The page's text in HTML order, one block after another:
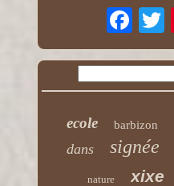
ecole barbizon
dans signée
nature xixe